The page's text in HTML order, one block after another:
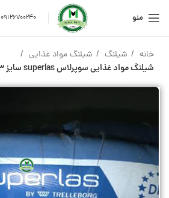
منو 09126700240
خانه شیلنگ شیلنگ مواد غذایی
شیلنگ مواد غذایی سوپرلاس superlas سایز 3 اینچ